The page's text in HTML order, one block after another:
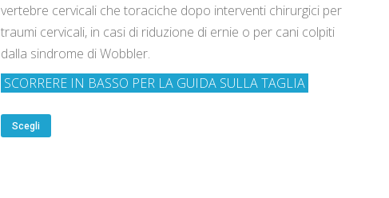
vertebre cervicali che toraciche dopo interventi chirurgici per
traumi cervicali, in casi di riduzione di ernie o per cani colpiti
dalla sindrome di Wobbler.
SCORRERE IN BASSO PER LA GUIDA SULLA TAGLIA
Scegli